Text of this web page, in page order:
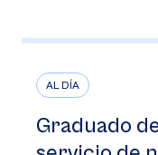
AL DÍA
Graduado